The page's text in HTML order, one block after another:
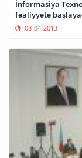
İnformasiya
fəaliyyətə
08-04-2013